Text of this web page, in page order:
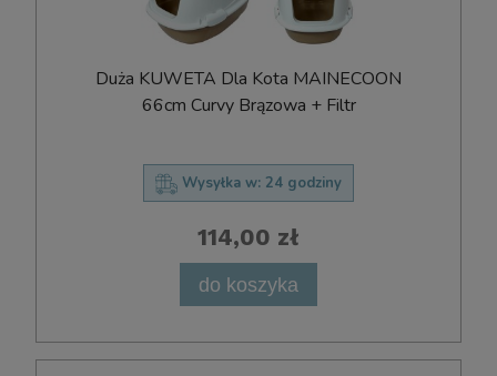
Duża KUWETA Dla Kota MAINECOON
66cm Curvy Brązowa + Filtr
Wysyłka w: 24 godziny
114,00 zł
do koszyka